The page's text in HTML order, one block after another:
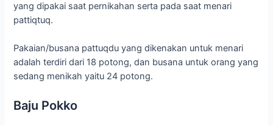
yang dipakai saat pernikahan serta pada saat menari
pattiqtuq.
Pakaian/busana pattuqdu yang dikenakan untuk menari
adalah terdiri dari 18 potong, dan busana untuk orang yang
sedang menikah yaitu 24 potong.
Baju Pokko